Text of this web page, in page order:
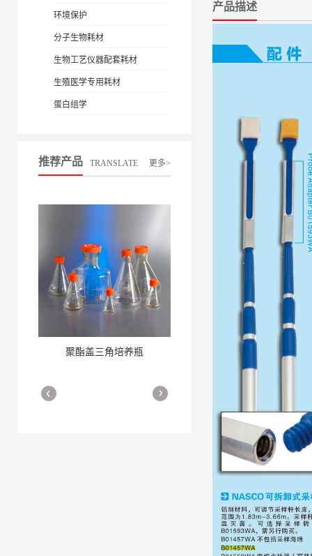
环境保护
分子生物耗材
生物工艺仪器配套耗材
生殖医学专用耗材
蛋白组学
推荐产品 TRANSLATE 更多>
聚酯盖三角培养瓶
More
产品描述